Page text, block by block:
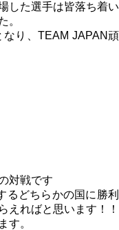
した選手は皆落ち着い
。
り、TEAM JAPAN頑
対戦です
るどちらかの国に勝利
えればと思います！！
す。